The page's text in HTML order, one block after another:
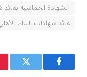
الشهادة الخماسية
عائد شهادات البنك
فيسبوك تويتر